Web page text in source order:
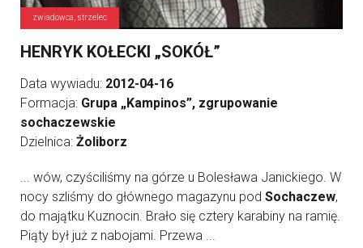
zwiadowca, strzelec
HENRYK KOŁECKI „SOKÓŁ”
Data wywiadu: 2012-04-16
Formacja: Grupa „Kampinos”, zgrupowanie
sochaczewskie
Dzielnica: Żoliborz
... wów, czyściliśmy na górze u Bolesława Janickiego. W
nocy szliśmy do głównego magazynu pod Sochaczew,
do majątku Kuznocin. Brało się cztery karabiny na ramię.
Piąty był już z nabojami. Przewa ...